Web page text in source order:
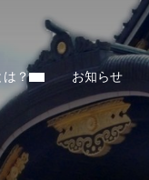
は？ お知らせ